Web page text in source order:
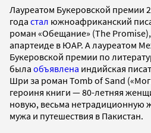
Лауреатом Букеровской премии
года стал южноафриканский
роман «Обещание» (The
апартеиде в ЮАР. А лауреатом
Букеровской премии по
была объявлена индийская
Шри за роман Tomb of Sand
героиня книги — 80-летняя
новую, весьма нетрадиционную
мужа и путешествия в Пакистан.